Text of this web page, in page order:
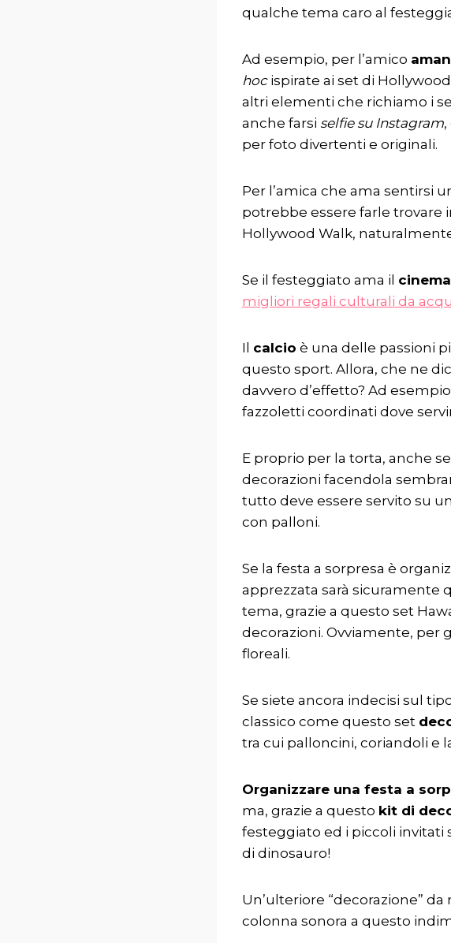
qualche tema caro al
Ad esempio, per l’amico
hocispirate ai set di
altri elementi che richiamo i
anche farsi selfie su Instagram
per foto divertenti e originali.
Per l’amica che ama sentirsi
potrebbe essere farle trovare
Hollywood Walk,
Se il festeggiato ama il cinema
migliori regali culturali da
Il calcio è una delle passioni
questo sport. Allora, che ne
davvero d’effetto? Ad
fazzoletti coordinati dove
E proprio per la torta, anche
decorazioni facendola
tutto deve essere servito su
con palloni.
Se la festa a sorpresa è
apprezzata sarà sicuramente
tema, grazie a questo set
decorazioni. Ovviamente, per
floreali.
Se siete ancora indecisi sul
classico come questo set
tra cui palloncini, coriandoli e
Organizzare una festa a
ma, grazie a questo kit di
festeggiato ed i piccoli invitati
di dinosauro!
Un’ulteriore “decorazione”
colonna sonora a questo